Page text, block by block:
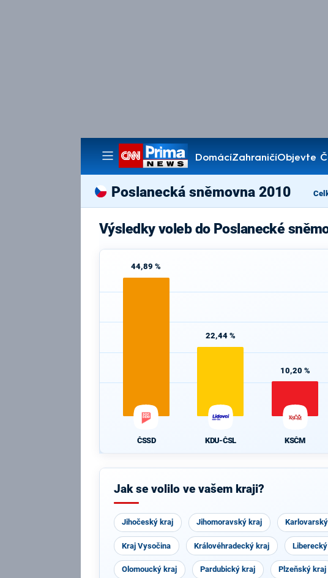
DomácíZahraničíObjevte
Pořady
Poslanecká sněmovna 2010
Výsledky voleb do Poslanecké
44,89 %
ČSSD
22,44 %
KDU-ČSL
10,20 %
KSČM
Jak se volilo ve vašem kraji?
Jihočeský kraj Jihomoravský kraj
Kraj Vysočina Královéhradecký kraj
Olomoucký kraj Pardubický kraj Plzeňský kraj